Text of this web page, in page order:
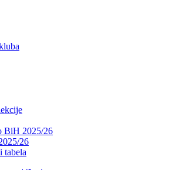
BiH 2025/26
26
tabela